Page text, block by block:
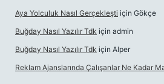
Aya Yolculuk Nasıl Gerçekleşti için Gökçe
Buğday Nasıl Yazılır Tdk için admin
Buğday Nasıl Yazılır Tdk için Alper
Reklam Ajanslarında Çalışanlar Ne Kadar